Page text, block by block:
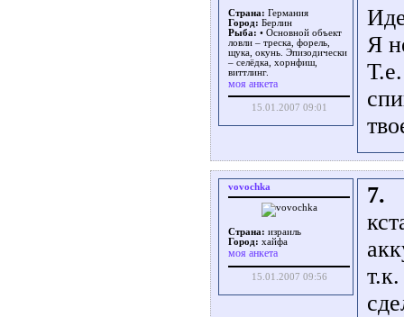
Страна: Германия
Город: Берлин
Рыба: • Основной объект
ловли – треска, форель,
щука, окунь. Эпизодически
– селёдка, хорнфиш,
виттлинг.
моя анкета
15.01.2007 09:01
Я
vovochka
Страна: израиль
Город: хайфа
моя анкета
15.01.2007 09:56
7.